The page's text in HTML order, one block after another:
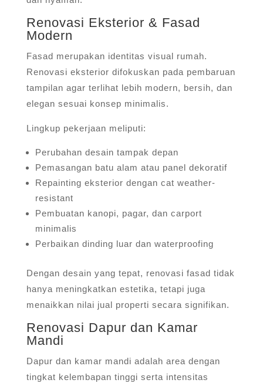
Renovasi Eksterior & Fasad
Modern
Fasad merupakan identitas visual rumah.
Renovasi eksterior difokuskan pada pembaruan
tampilan agar terlihat lebih modern, bersih, dan
elegan sesuai konsep minimalis.
Lingkup pekerjaan meliputi:
Perubahan desain tampak depan
Pemasangan batu alam atau panel dekoratif
Repainting eksterior dengan cat weather-
resistant
Pembuatan kanopi, pagar, dan carport
minimalis
Perbaikan dinding luar dan waterproofing
Dengan desain yang tepat, renovasi fasad tidak
hanya meningkatkan estetika, tetapi juga
menaikkan nilai jual properti secara signifikan.
Renovasi Dapur dan Kamar
Mandi
Dapur dan kamar mandi adalah area dengan
tingkat kelembapan tinggi serta intensitas